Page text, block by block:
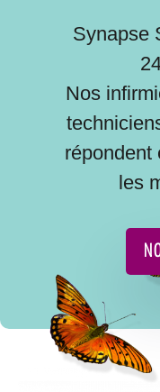
Synapse
Nos
répondent
les